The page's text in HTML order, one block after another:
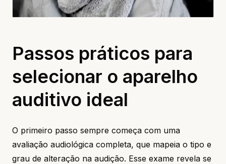
Passos práticos para
selecionar o aparelho
auditivo ideal
O primeiro passo sempre começa com uma
avaliação audiológica completa, que mapeia o tipo e
grau de alteração na audição. Esse exame revela se